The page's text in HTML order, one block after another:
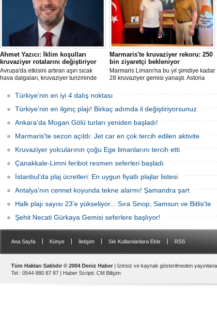
Ahmet Yazıcı: İklim koşulları
kruvaziyer rotalarını değiştiriyor
Avrupa'da etkisini artıran aşırı sıcak
hava dalgaları, kruvaziyer turizminde
Norveç Fiyortları, İzlanda ve Kuzey
Avrupa rotalarına ilgi artarken, deneyim
odaklı seyahat anlayışı sektörün yeni
büyüme alanı olarak öne çıkıyor.
Marmaris'te kruvaziyer rekoru: 250
bin ziyaretçi bekleniyor
Marmaris Limanı'na bu yıl şimdiye kadar
28 kruvaziyer gemisi yanaştı. Astoria
sefer eklemesiyle birlikte sezon
sonunda 250 bin ziyaretçiye ulaşılması
hedefleniyor.
Türkiye’nin en iyi 4 dalış noktası
Türkiye’nin en ilginç plajı! Birkaç adımda il değiştiriyorsunuz
Ankara'da Mogan Gölü turları yeniden başladı!
Marmaris'te sezon açıldı: Jet car en çok tercih edilen aktivite
Kruvaziyer yolcularının çoğu Ege limanlarını tercih etti
Çanakkale-Limni feribot resmen seferleri başladı
İstanbul’da plaj ücretleri: En uygun fiyatlı plajlar listesi
Antalya'nın cennet koyunda tekne alarmı! Şamandra şart
Halk plajı sayısı 23'e yükseliyor... Sıra Sinop, Samsun ve Bitlis'te
Şehit Necati Gürkaya Gemisi seferlere başlıyor!
Ana Sayfa Künye İletişim Sık Kullanılanlara Ekle RSS
Tüm Hakları Saklıdır © 2004 Deniz Haber | İzinsiz ve kaynak gösterilmeden
Tel : 0544 880 87 87 | Haber Scripti: CM Bilişim